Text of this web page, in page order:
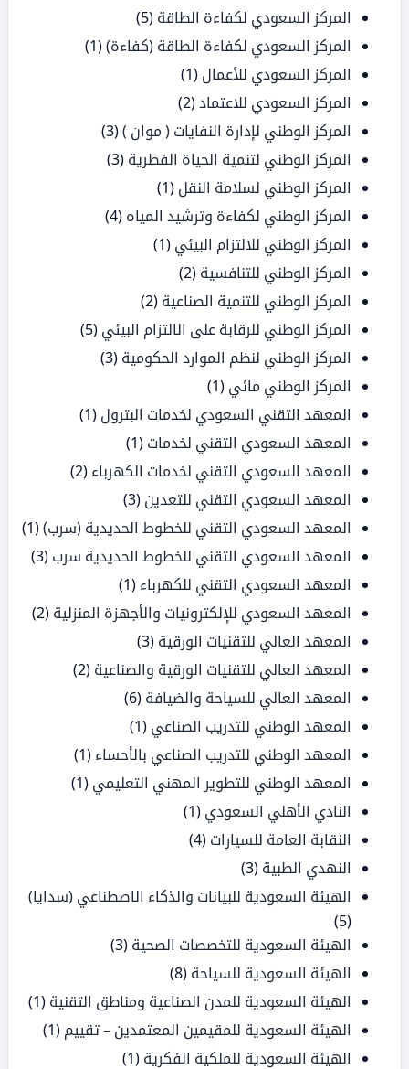
المركز السعودي لكفاءة الطاقة (5)
المركز السعودي لكفاءة الطاقة (كفاءة)(1)
المركز السعودي للأعمال (1)
المركز السعودي للاعتماد(2)
المركز الوطني لإدارة النفايات ( موان )(3)
المركز الوطني لتنمية الحياة الفطرية (3)
المركز الوطني لسلامة النقل (1)
المركز الوطني لكفاءة وترشيد المياه (4)
المركز الوطني للالتزام البيئي (1)
المركز الوطني للتنافسية (2)
المركز الوطني للتنمية الصناعية (2)
المركز الوطني للرقابة على الالتزام البيئي (5)
المركز الوطني لنظم الموارد الحكومية (3)
المركز الوطني مائي (1)
المعهد التقني السعودي لخدمات البترول (1)
المعهد السعودي التقني لخدمات (1)
المعهد السعودي التقني لخدمات الكهرباء (2)
المعهد السعودي التقني للتعدين (3)
المعهد السعودي التقني للخطوط الحديدية (سرب)(1)
المعهد السعودي التقني للخطوط الحديدية سرب (3)
المعهد السعودي التقني للكهرباء (1)
المعهد السعودي للإلكترونيات والأجهزة المنزلية (2)
المعهد العالي للتقنيات الورقية (3)
المعهد العالي للتقنيات الورقية والصناعية (2)
المعهد العالي للسياحة والضيافة (6)
المعهد الوطني للتدريب الصناعي (1)
المعهد الوطني للتدريب الصناعي بالأحساء (1)
المعهد الوطني للتطوير المهني التعليمي (1)
النادي الأهلي السعودي (1)
النقابة العامة للسيارات (4)
النهدي الطبية (3)
الهيئة السعودية للبيانات والذكاء الاصطناعي (سدايا)
(5)
الهيئة السعودية للتخصصات الصحية (3)
الهيئة السعودية للسياحة (8)
الهيئة السعودية للمدن الصناعية ومناطق التقنية (1)
الهيئة السعودية للمقيمين المعتمدين – تقييم (1)
الهيئة السعودية للملكية الفكرية (1)